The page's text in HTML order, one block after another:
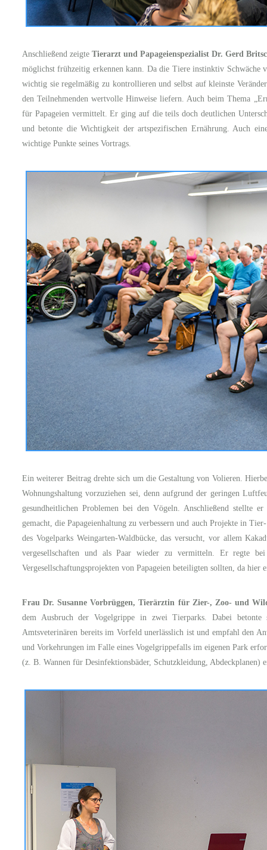
Anschließend zeigte Tierarzt und Papageienspezialist Dr. Gerd
möglichst frühzeitig erkennen kann. Da die Tiere instinktiv Schwäche
wichtig sie regelmäßig zu kontrollieren und selbst auf kleinste
den Teilnehmenden wertvolle Hinweise liefern. Auch beim Thema
für Papageien vermittelt. Er ging auf die teils doch deutlichen
und betonte die Wichtigkeit der artspezifischen Ernährung. Auch
wichtige Punkte seines Vortrags.
Ein weiterer Beitrag drehte sich um die Gestaltung von Volieren.
Wohnungshaltung vorzuziehen sei, denn aufgrund der geringen
gesundheitlichen Problemen bei den Vögeln. Anschließend stellte
gemacht, die Papageienhaltung zu verbessern und auch Projekte in
des Vogelparks Weingarten-Waldbücke, das versucht, vor allem
vergesellschaften und als Paar wieder zu vermitteln. Er regte
Vergesellschaftungsprojekten von Papageien beteiligten sollten, da hier
Frau Dr. Susanne Vorbrüggen, Tierärztin für Zier-, Zoo- und
dem Ausbruch der Vogelgrippe in zwei Tierparks. Dabei
Amtsveterinären bereits im Vorfeld unerlässlich ist und empfahl den
und Vorkehrungen im Falle eines Vogelgrippefalls im eigenen Park
(z. B. Wannen für Desinfektionsbäder, Schutzkleidung, Abdeckplanen)